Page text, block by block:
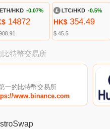
ETH/HKD -0.07%
14872
LTC/HKD -0.5%
HK$354.49
$ 45.5
比特幣交易所
一的比特幣交易所
www.binance.com